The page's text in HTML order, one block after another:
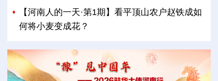
【河南人的一天·第1期】看平顶山农户赵铁成如
何将小麦变成花？